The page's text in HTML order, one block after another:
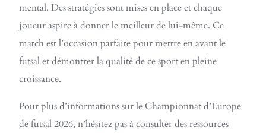
mental. Des stratégies sont mises en place et chaque
joueur aspire à donner le meilleur de lui-même. Ce
match est l’occasion parfaite pour mettre en avant le
futsal et démontrer la qualité de ce sport en pleine
croissance.
Pour plus d’informations sur le Championnat d’Europe
de futsal 2026, n’hésitez pas à consulter des ressources